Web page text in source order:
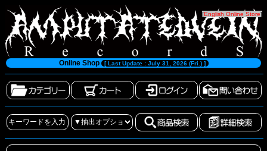
[English Online Store]
Online Shop [ Last Update : July 31, 2026 (Fri.) ]